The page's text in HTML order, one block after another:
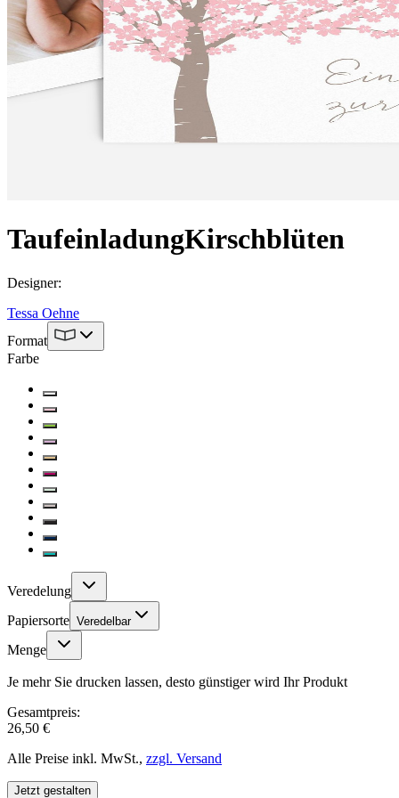
TaufeinladungKirschblüten
Designer:
Tessa Oehne
Format
Farbe
Veredelung
Papiersorte Veredelbar
Menge
Je mehr Sie drucken lassen, desto günstiger wird Ihr Produkt
Gesamtpreis:
26,50 €
Alle Preise inkl. MwSt., zzgl. Versand
Jetzt gestalten